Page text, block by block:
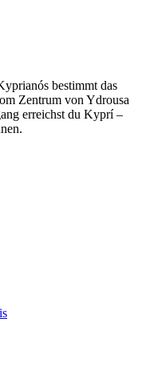
bestimmt das
Zentrum von Ydrousa
erreichst du Kyprí –